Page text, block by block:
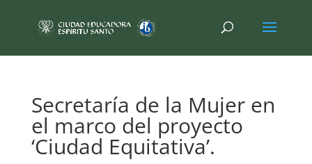
Secretaría de la Mujer en
el marco del proyecto
‘Ciudad Equitativa’.